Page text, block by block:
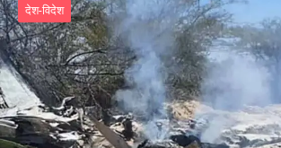
देश-विदेश